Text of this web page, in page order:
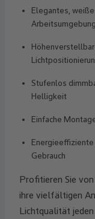
Elegantes,
Stufenlos
Helligkeit
Einfache
Gebrauch
Profitieren Sie
ihre vielfältigen
Lichtqualität